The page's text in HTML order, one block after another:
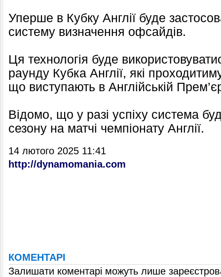
Уперше в Кубку Англії буде
систему визначення офсайдів.
Ця технологія буде
раунду Кубка Англії, які
що виступають в Англійській
Відомо, що у разі успіху система
сезону на матчі чемпіонату Англії.
14 лютого 2025 11:41
http://dynamomania.com
КОМЕНТАРІ
Залишати коментарі можуть лише